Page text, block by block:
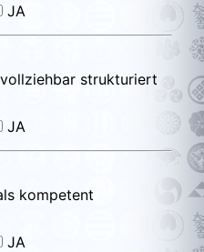
JA
strukturiert
JA
kompetent
JA